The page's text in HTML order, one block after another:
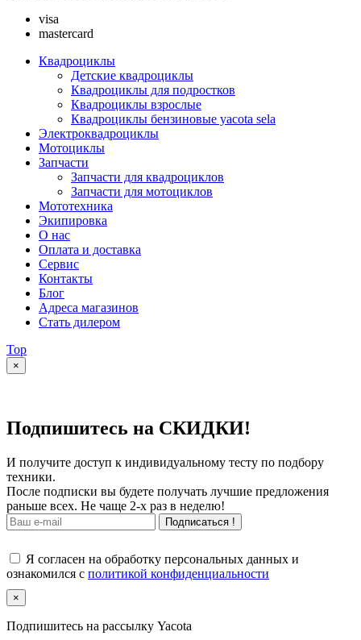
visa
mastercard
Квадроциклы
Детские квадроциклы
Квадроциклы для подростков
Квадроциклы взрослые
Квадроциклы бензиновые yacota sela
Электроквадроциклы
Мотоциклы
Запчасти
Запчасти для квадроциклов
Запчасти для мотоциклов
Мототехника
Экипировка
О нас
Оплата и доставка
Сервис
Контакты
Блог
Адреса магазинов
Стать дилером
Top
×
Подпишитесь на СКИДКИ!
И получите доступ к индивидуальному тесту по подбору
техники.
После подписки вы будете получать лучшие предложения
раньше всех. Не чаще 2-х раз в неделю!
Подписаться !
Я согласен на обработку персональных данных и
ознакомился с политикой конфиденциальности
×
Подпишитесь на рассылку Yacota